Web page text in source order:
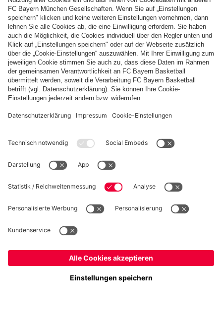
Zahlung & Lieferung
FC Bayern Store App
WIDERRUF
Datenschutz
Cookie Details
Preise inklusive MwSt. und zzgl. Versandkosten
© FC Bayern München AG
FC Bayern München AG, Säbener Str. 51-57, 81547 München
Ja,Deutschland, um dorthin zu liefern!
Nein,Global, um dorthin zu liefern!